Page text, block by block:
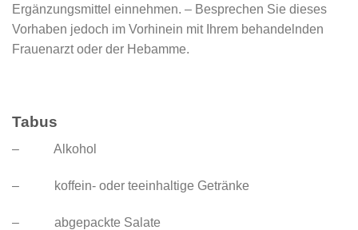
Ergänzungsmittel einnehmen. – Besprechen Sie dieses
Vorhaben jedoch im Vorhinein mit Ihrem behandelnden
Frauenarzt oder der Hebamme.
Tabus
– Alkohol
– koffein- oder teeinhaltige Getränke
– abgepackte Salate